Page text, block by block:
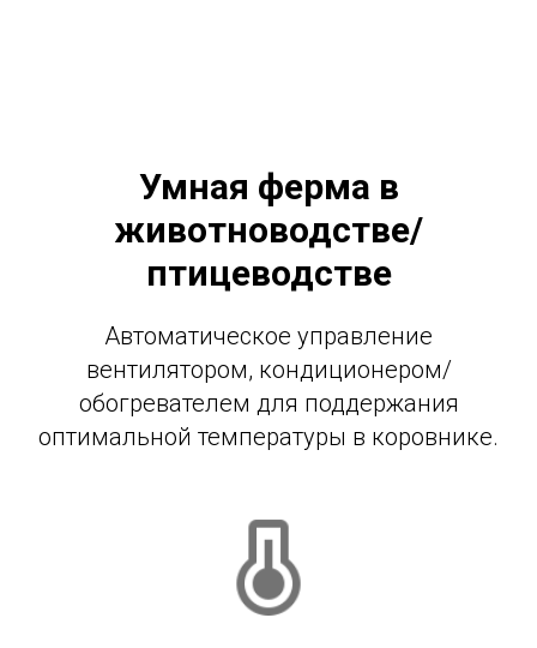
Умная ферма в
животноводстве/
птицеводстве
Автоматическое управление
вентилятором, кондиционером/
обогревателем для поддержания
оптимальной температуры в коровнике.